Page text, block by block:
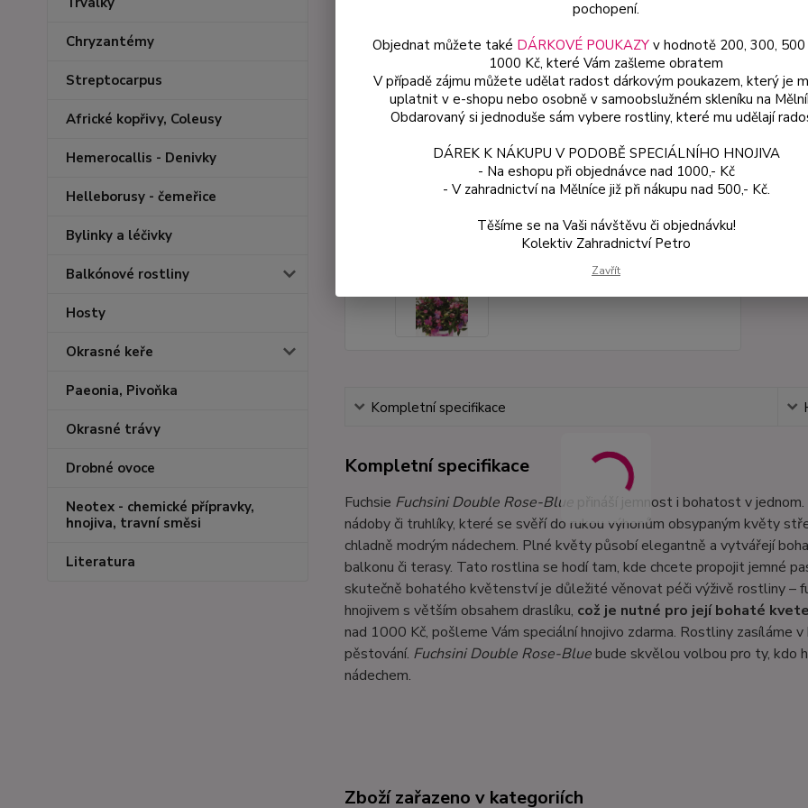
Chryzantémy
Streptocarpus
Africké kopřivy, Coleusy
Hemerocallis - Denivky
Helleborusy - čemeřice
Bylinky a léčivky
Balkónové rostliny
Hosty
Okrasné keře
Paeonia, Pivoňka
Okrasné trávy
Drobné ovoce
Neotex - chemické přípravky,
hnojiva, travní směsi
Literatura
Kompletní specifikace
Kompletní specifikace
Fuchsie Fuchsini Double Rose-Blue
přináší jemnost i bohatost v
nádoby či truhlíky, které se svěří do rukou výhonům obsypaným květy
chladně modrým nádechem. Plné květy působí elegantně a vytvářejí
balkonu či terasy. Tato rostlina se hodí tam, kde chcete propojit jemné
skutečně bohatého květenství je důležité věnovat péči výživě rostliny –
hnojivem s větším obsahem draslíku, což je nutné pro její bohaté
nad 1000 Kč, pošleme Vám speciální hnojivo zdarma. Rostliny zasíláme
pěstování. Fuchsini Double Rose-Bluebude skvělou volbou pro ty, kdo
nádechem.
Zboží zařazeno v kategoriích
pochopení.
Objednat můžete také DÁRKOVÉ POUKAZYv hodnotě 200, 300, 500
1000 Kč, které Vám zašleme obratem
V případě zájmu můžete udělat radost dárkovým poukazem, který je
uplatnit v e-shopu nebo osobně v samoobslužném skleníku na
Obdarovaný si jednoduše sám vybere rostliny, které mu udělají
DÁREK K NÁKUPU V PODOBĚ SPECIÁLNÍHO HNOJIVA
- Na eshopu při objednávce nad 1000,- Kč
- V zahradnictví na Mělníce již při nákupu nad 500,- Kč.
Těšíme se na Vaši návštěvu či objednávku!
Kolektiv Zahradnictví Petro
Zavřít